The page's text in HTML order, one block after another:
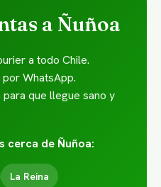
a Ñuñoa
a todo Chile.
WhatsApp.
que llegue sano y
cerca de Ñuñoa:
La Reina